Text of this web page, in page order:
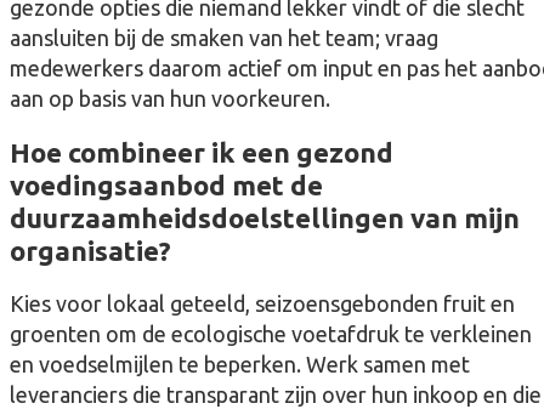
gezonde opties die niemand lekker vindt of die slecht
aansluiten bij de smaken van het team; vraag
medewerkers daarom actief om input en pas het
aan op basis van hun voorkeuren.
Hoe combineer ik een gezond
voedingsaanbod met de
duurzaamheidsdoelstellingen van mijn
organisatie?
Kies voor lokaal geteeld, seizoensgebonden fruit en
groenten om de ecologische voetafdruk te verkleinen
en voedselmijlen te beperken. Werk samen met
leveranciers die transparant zijn over hun inkoop en die